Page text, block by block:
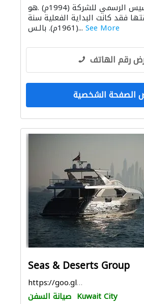
لم يكن التأسيس الرسمي للشركة (1994م) .هو
فقد كانت البداية الفعلية سنة
(1961م). بالـس... See More
رقم الهاتف
الصفحة الشخصية
Seas & Deserts Group
https://goo.gl/maps/C1iGMhCDeVCVNRxF9
صيانة السفن Kuwait City